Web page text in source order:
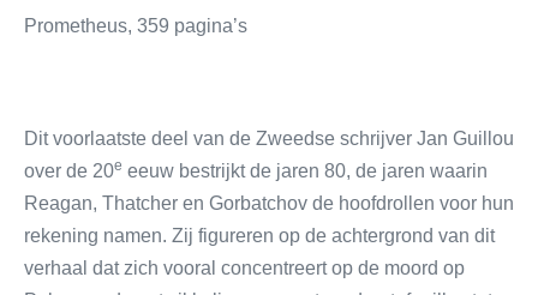
Prometheus, 359 pagina’s
Dit voorlaatste deel van de Zweedse schrijver Jan Guillou
over de 20e eeuw bestrijkt de jaren 80, de jaren waarin
Reagan, Thatcher en Gorbatchov de hoofdrollen voor hun
rekening namen. Zij figureren op de achtergrond van dit
verhaal dat zich vooral concentreert op de moord op